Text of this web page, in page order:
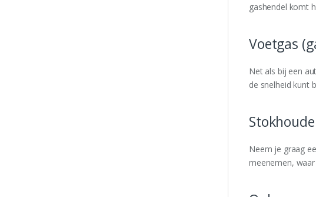
gashendel komt
Voetgas
Net als bij een
de snelheid kunt
Neem je graag
meenemen,